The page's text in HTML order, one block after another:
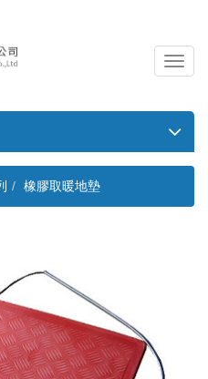
導
覽
關
橡膠取暖地墊